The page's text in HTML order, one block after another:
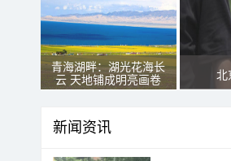
青海湖畔：湖光花海长
云 天地铺成明亮画卷
北
新闻资讯